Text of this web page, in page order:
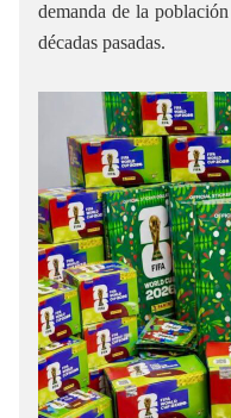
demanda de la
décadas pasadas.